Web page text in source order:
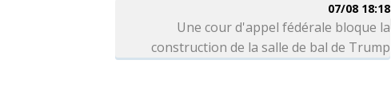
07/08 18:18
Une cour d'appel fédérale bloque la
construction de la salle de bal de Trump